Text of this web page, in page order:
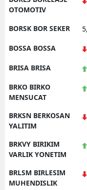
OTOMOTIV
BORSK BOR SEKER
BOSSA BOSSA
BRISA BRISA
BRKO BIRKO
MENSUCAT
BRKSN BERKOSAN
YALITIM
BRKVY BIRIKIM
VARLIK YONETIM
BRLSM BIRLESIM
MUHENDISLIK